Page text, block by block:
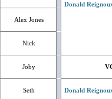
Donald
Alex Jones
Nick
Joby
Seth Donald